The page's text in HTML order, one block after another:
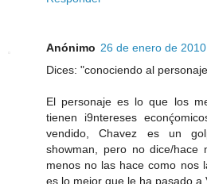
Anónimo 26 de enero de
Dices: "conociendo al
El personaje es lo que los
tienen i9ntereses
vendido, Chavez es un
showman, pero no dice/hace
menos no las hace como nos
es lo mejor que le ha pasado a